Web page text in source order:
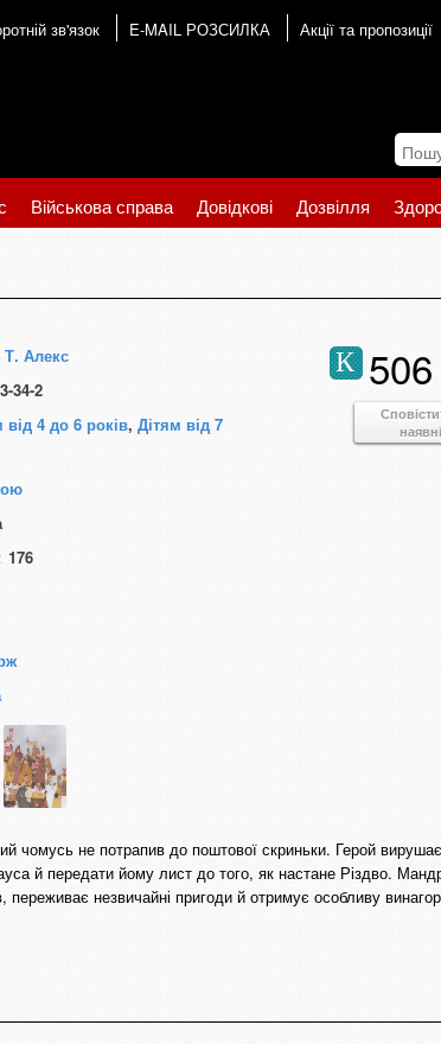
зв'язок E-MAIL РОЗСИЛКА Акції та пропозиції
Військова справа Довідкові Дозвілля
Т. Алекс
34-2
від 4 до 6 років, Дітям від 7
176
506
К
чомусь не потрапив до поштової скриньки. Герой
й передати йому лист до того, як настане Різдво.
переживає незвичайні пригоди й отримує особливу